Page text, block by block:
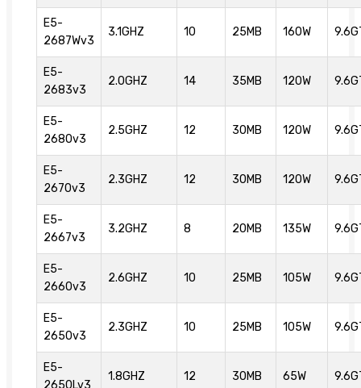
E5-
2687Wv3
3.1GHZ 10 25MB 160W
E5-
2683v3
2.0GHZ 14 35MB 120W
E5-
2680v3
2.5GHZ 12 30MB 120W
E5-
2670v3
2.3GHZ 12 30MB 120W
E5-
2667v3
3.2GHZ 8 20MB 135W
E5-
2660v3
2.6GHZ 10 25MB 105W
E5-
2650v3
2.3GHZ 10 25MB 105W
E5-
1.8GHZ 12 30MB 65W